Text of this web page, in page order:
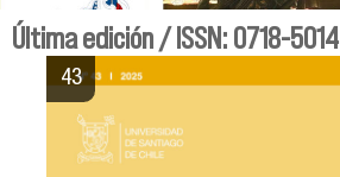
Última edición / ISSN: 0718-5014
43